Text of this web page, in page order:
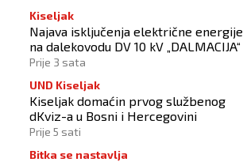
Kiseljak
Najava isključenja električne energije
na dalekovodu DV 10 kV „DALMACIJA“
Prije 3 sata
UND Kiseljak
Kiseljak domaćin prvog službenog
dKviz-a u Bosni i Hercegovini
Prije 5 sati
Bitka se nastavlja